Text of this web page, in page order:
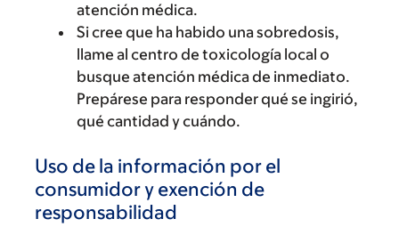
atención médica.
Si cree que ha habido una sobredosis,
llame al centro de toxicología local o
busque atención médica de inmediato.
Prepárese para responder qué se ingirió,
qué cantidad y cuándo.
Uso de la información por el
consumidor y exención de
responsabilidad